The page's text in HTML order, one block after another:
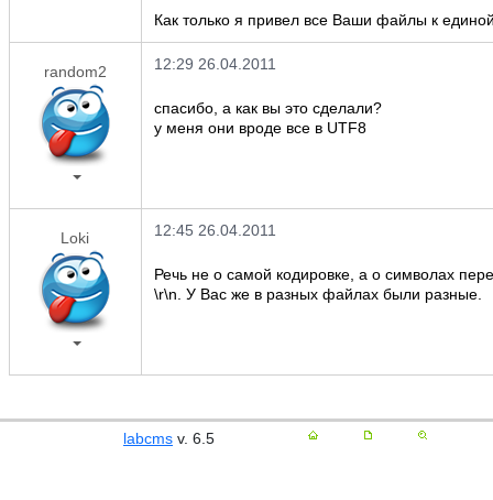
Как только я привел все Ваши файлы к
random2 12:29 26.04.2011
спасибо, а как вы это сделали?
у меня они вроде все в UTF8
Loki 12:45 26.04.2011
Речь не о самой кодировке, а о символах
\r\n. У Вас же в разных файлах были разные.
labcms v. 6.5